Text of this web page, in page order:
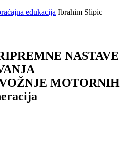
edukacija Ibrahim Slipic
NASTAVE
MOTORNIH